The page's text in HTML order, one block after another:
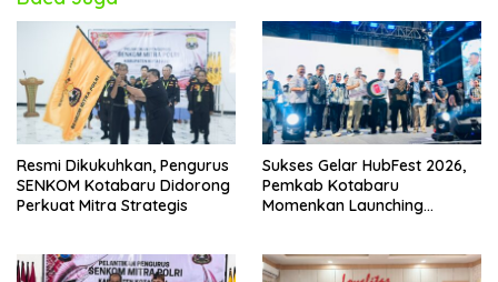
Resmi Dikukuhkan, Pengurus
SENKOM Kotabaru Didorong
Perkuat Mitra Strategis
Sukses Gelar HubFest 2026,
Pemkab Kotabaru
Momenkan Launching